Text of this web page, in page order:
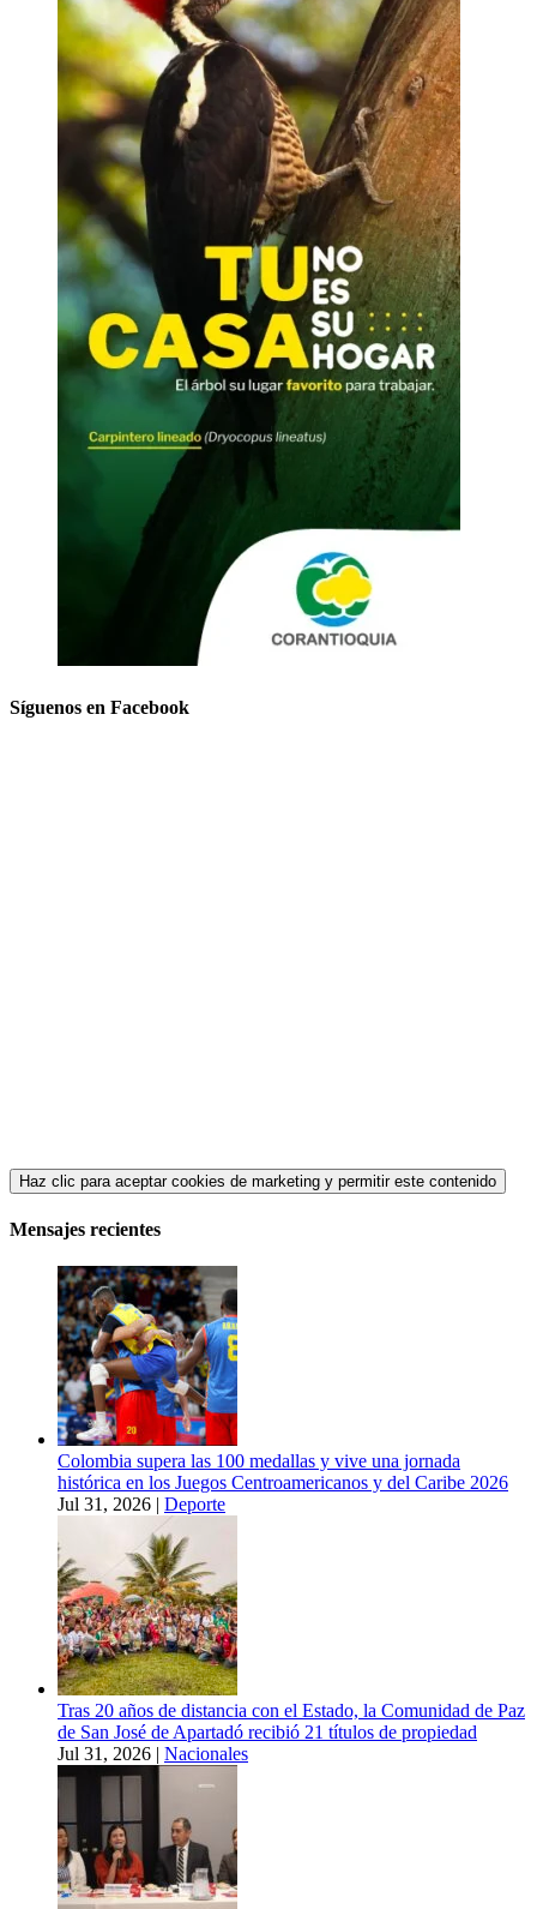
Síguenos en Facebook
Haz clic para aceptar cookies de marketing y permitir este contenido
Mensajes recientes
Colombia supera las 100 medallas y vive una jornada
histórica en los Juegos Centroamericanos y del Caribe 2026
Jul 31, 2026 | Deporte
Tras 20 años de distancia con el Estado, la Comunidad de Paz
de San José de Apartadó recibió 21 títulos de propiedad
Jul 31, 2026 | Nacionales